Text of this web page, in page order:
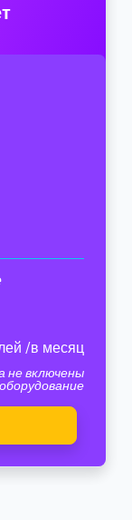
/в месяц
включены